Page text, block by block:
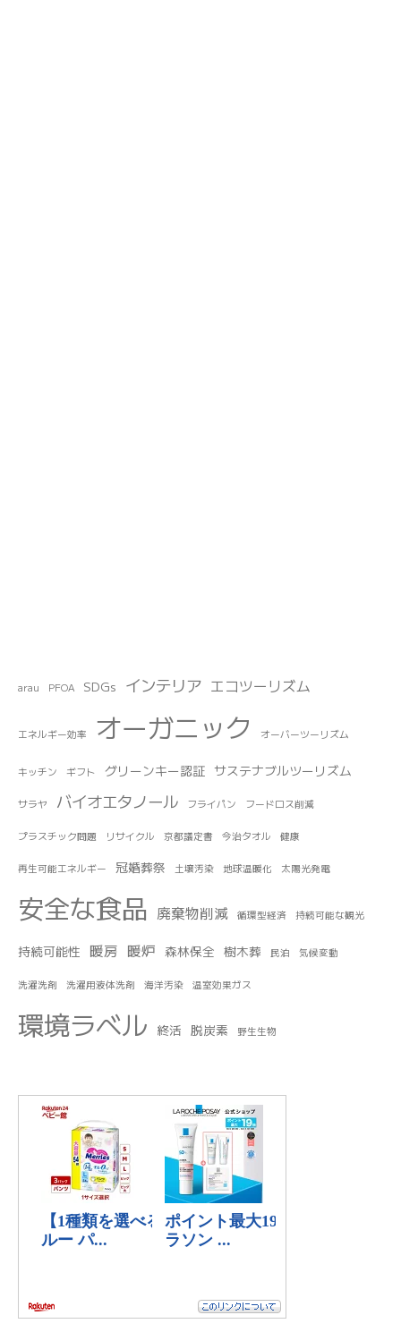
arau PFOA SDGs インテリア エコツーリズム
エネルギー効率 オーガニック オーバーツーリズム
キッチン ギフト グリーンキー認証 サステナブルツーリズム
サラヤ バイオエタノール フライパン フードロス削減
プラスチック問題 リサイクル 京都議定書 今治タオル 健康
再生可能エネルギー 冠婚葬祭 土壌汚染 地球温暖化 太陽光発電
安全な食品 廃棄物削減 循環型経済 持続可能な観光
持続可能性 暖房 暖炉 森林保全 樹木葬 民泊 気候変動
洗濯洗剤 洗濯用液体洗剤 海洋汚染 温室効果ガス
環境ラベル 終活 脱炭素 野生生物